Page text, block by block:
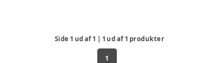
Side 1 ud af1 | 1 ud af1 produkter
1